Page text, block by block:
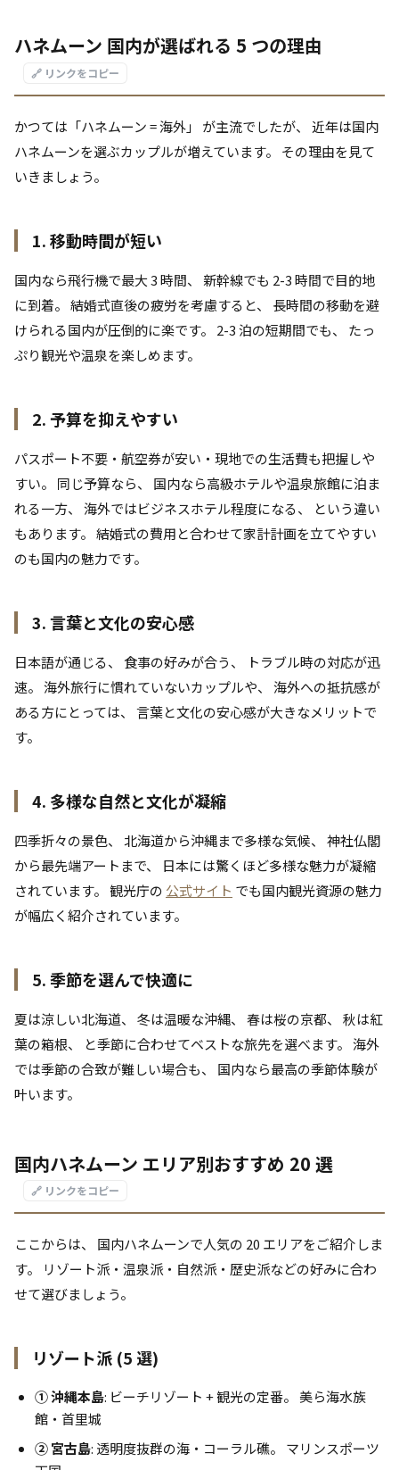
ハネムーン 国内が選ばれる 5 つの理由
🔗 リンクをコピー
かつては「ハネムーン = 海外」 が主流でしたが、 近年は国内
ハネムーンを選ぶカップルが増えています。 その理由を見て
いきましょう。
1. 移動時間が短い
国内なら飛行機で最大 3 時間、 新幹線でも 2-3 時間で目的地
に到着。 結婚式直後の疲労を考慮すると、 長時間の移動を避
けられる国内が圧倒的に楽です。 2-3 泊の短期間でも、 たっ
ぷり観光や温泉を楽しめます。
2. 予算を抑えやすい
パスポート不要・航空券が安い・現地での生活費も把握しや
すい。 同じ予算なら、 国内なら高級ホテルや温泉旅館に泊ま
れる一方、 海外ではビジネスホテル程度になる、 という違い
もあります。 結婚式の費用と合わせて家計計画を立てやすい
のも国内の魅力です。
3. 言葉と文化の安心感
日本語が通じる、 食事の好みが合う、 トラブル時の対応が迅
速。 海外旅行に慣れていないカップルや、 海外への抵抗感が
ある方にとっては、 言葉と文化の安心感が大きなメリットで
す。
4. 多様な自然と文化が凝縮
四季折々の景色、 北海道から沖縄まで多様な気候、 神社仏閣
から最先端アートまで、 日本には驚くほど多様な魅力が凝縮
されています。 観光庁の 公式サイト でも国内観光資源の魅力
が幅広く紹介されています。
5. 季節を選んで快適に
夏は涼しい北海道、 冬は温暖な沖縄、 春は桜の京都、 秋は紅
葉の箱根、 と季節に合わせてベストな旅先を選べます。 海外
では季節の合致が難しい場合も、 国内なら最高の季節体験が
叶います。
国内ハネムーン エリア別おすすめ 20 選
🔗 リンクをコピー
ここからは、 国内ハネムーンで人気の 20 エリアをご紹介しま
す。 リゾート派・温泉派・自然派・歴史派などの好みに合わ
せて選びましょう。
リゾート派 (5 選)
① 沖縄本島: ビーチリゾート + 観光の定番。 美ら海水族
館・首里城
② 宮古島: 透明度抜群の海・コーラル礁。 マリンスポーツ